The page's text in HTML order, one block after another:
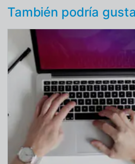
También podría